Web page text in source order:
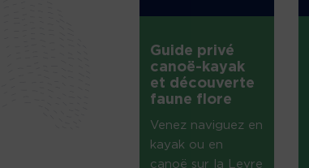
Guide privé
canoë-kayak
et découverte
faune flore
Venez naviguez en
kayak ou en
canoë sur la Leyre